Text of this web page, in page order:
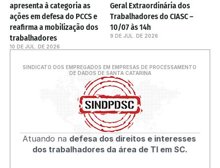
apresenta à categoria as
ações em defesa do PCCS e
reafirma a mobilização dos
trabalhadores
10 DE JUL. DE 2026
Geral Extraordinária dos
Trabalhadores do CIASC –
10/07 às 14h
9 DE JUL. DE 2026
SINDICATO DOS EMPREGADOS EM EMPRESAS DE PROCESSAMENTO
DE DADOS DE SANTA CATARINA
Atuando na defesa dos direitos e interesses
dos trabalhadores da área de TI em SC.